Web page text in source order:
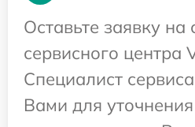
Оставьте заявку на
сервисного центра
Специалист
Вами для